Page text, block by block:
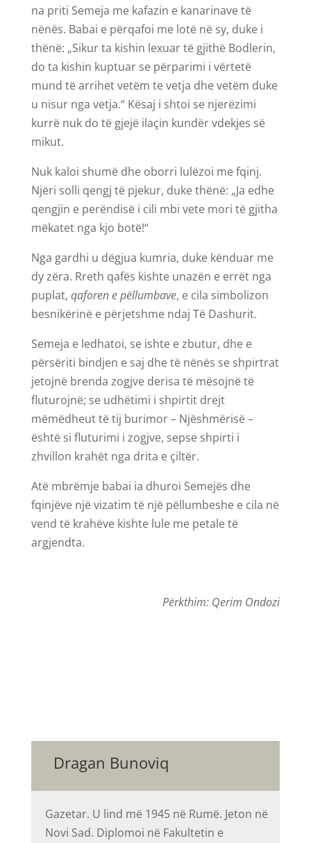
na priti Semeja me kafazin e kanarinave të
nënës. Babai e përqafoi me lotë në sy, duke i
thënë: „Sikur ta kishin lexuar të gjithë Bodlerin,
do ta kishin kuptuar se përparimi i vërtetë
mund të arrihet vetëm te vetja dhe vetëm duke
u nisur nga vetja.“ Kësaj i shtoi se njerëzimi
kurrë nuk do të gjejë ilaçin kundër vdekjes së
mikut.
Nuk kaloi shumë dhe oborri lulëzoi me fqinj.
Njëri solli qengj të pjekur, duke thënë: „Ja edhe
qengjin e perëndisë i cili mbi vete mori të gjitha
mëkatet nga kjo botë!“
Nga gardhi u dëgjua kumria, duke kënduar me
dy zëra. Rreth qafës kishte unazën e errët nga
puplat, qaforen e pëllumbave, e cila simbolizon
besnikërinë e përjetshme ndaj Të Dashurit.
Semeja e ledhatoi, se ishte e zbutur, dhe e
përsëriti bindjen e saj dhe të nënës se shpirtrat
jetojnë brenda zogjve derisa të mësojnë të
fluturojnë; se udhëtimi i shpirtit drejt
mëmëdheut të tij burimor – Njëshmërisë –
është si fluturimi i zogjve, sepse shpirti i
zhvillon krahët nga drita e çiltër.
Atë mbrëmje babai ia dhuroi Semejës dhe
fqinjëve një vizatim të një pëllumbeshe e cila në
vend të krahëve kishte lule me petale të
argjendta.
Përkthim: Qerim Ondozi
Dragan Bunoviq
Gazetar. U lind më 1945 në Rumë. Jeton në
Novi Sad. Diplomoi në Fakultetin e